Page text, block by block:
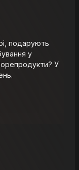
подарують
у
У